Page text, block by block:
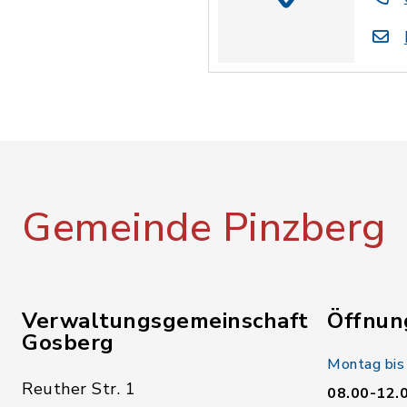
Gemeinde Pinzberg
Verwaltungsgemeinschaft
Gosberg
Reuther Str. 1
Montag
08.00-